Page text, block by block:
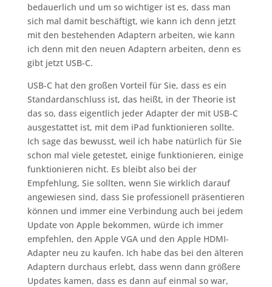
bedauerlich und um so wichtiger ist es, dass man
sich mal damit beschäftigt, wie kann ich denn jetzt
mit den bestehenden Adaptern arbeiten, wie kann
ich denn mit den neuen Adaptern arbeiten, denn es
gibt jetzt USB-C.
USB-C hat den großen Vorteil für Sie, dass es ein
Standardanschluss ist, das heißt, in der Theorie ist
das so, dass eigentlich jeder Adapter der mit USB-C
ausgestattet ist, mit dem iPad funktionieren sollte.
Ich sage das bewusst, weil ich habe natürlich für Sie
schon mal viele getestet, einige funktionieren, einige
funktionieren nicht. Es bleibt also bei der
Empfehlung, Sie sollten, wenn Sie wirklich darauf
angewiesen sind, dass Sie professionell präsentieren
können und immer eine Verbindung auch bei jedem
Update von Apple bekommen, würde ich immer
empfehlen, den Apple VGA und den Apple HDMI-
Adapter neu zu kaufen. Ich habe das bei den älteren
Adaptern durchaus erlebt, dass wenn dann größere
Updates kamen, dass es dann auf einmal so war,